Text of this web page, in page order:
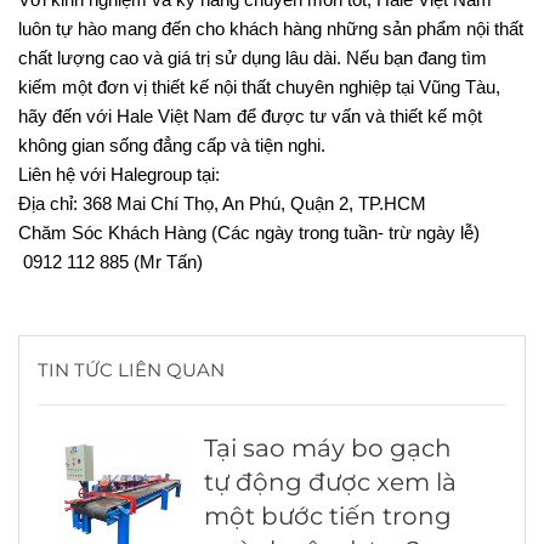
luôn tự hào mang đến cho khách hàng những sản phẩm nội thất
chất lượng cao và giá trị sử dụng lâu dài. Nếu bạn đang tìm
kiếm một đơn vị thiết kế nội thất chuyên nghiệp tại Vũng Tàu,
hãy đến với Hale Việt Nam để được tư vấn và thiết kế một
không gian sống đẳng cấp và tiện nghi.
Liên hệ với Halegroup tại:
Địa chỉ: 368 Mai Chí Thọ, An Phú, Quận 2, TP.HCM
Chăm Sóc Khách Hàng (Các ngày trong tuần- trừ ngày lễ)
0912 112 885 (Mr Tấn)
TIN TỨC LIÊN QUAN
Tại sao máy bo gạch
tự động được xem là
một bước tiến trong